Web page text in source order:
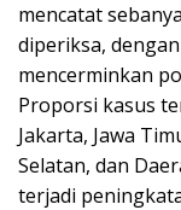
mencatat
diperiksa,
mencerminkan
Proporsi kasus
Jakarta, Jawa
Selatan, dan
terjadi